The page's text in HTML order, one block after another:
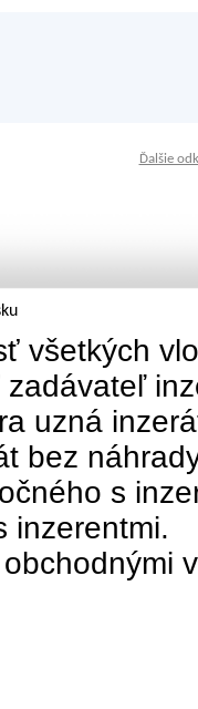
Ďalšie
všetkých
uzná
bez
s
inzerentmi.